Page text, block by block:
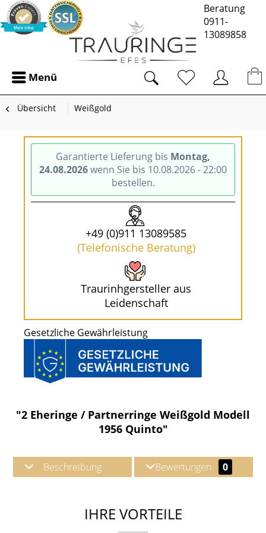
Beratung
0911-
13089858
Menü
Übersicht Weißgold
Garantierte Lieferung bis Montag,
24.08.2026wenn Sie bis 10.08.2026 - 22:00
bestellen.
+49 (0)911 13089585
(Telefonische Beratung)
Traurinhgersteller aus
Leidenschaft
Gesetzliche Gewährleistung
"2 Eheringe / Partnerringe Weißgold Modell
1956 Quinto"
Beschreibung Bewertungen 0
IHRE VORTEILE